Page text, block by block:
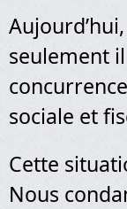
seulement
sociale et
Cette
Nous